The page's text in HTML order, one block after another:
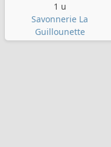
1 u
Savonnerie La
Guillounette